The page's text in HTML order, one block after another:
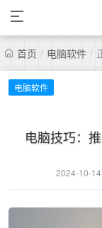
首页 / 电脑软件 /
电脑软件
电脑技巧：
2024-10-14